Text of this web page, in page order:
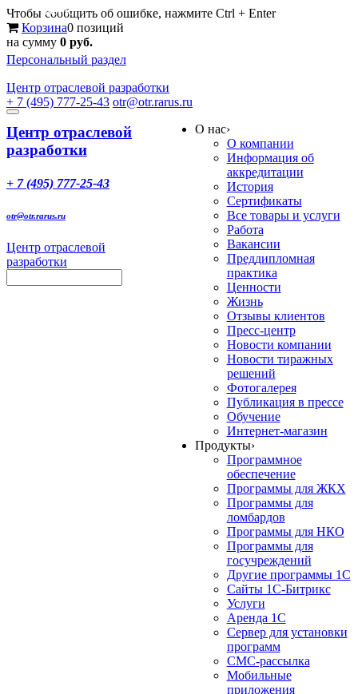
Чтобы сообщить об ошибке, нажмите Ctrl + Enter
Корзина0 позиций
на сумму 0 руб.
Персональный раздел
Центр отраслевой разработки
+ 7 (495) 777-25-43 otr@otr.rarus.ru
Toggle
navigation
Меню
Центр отраслевой
разработки
+ 7 (495) 777-25-43
otr@otr.rarus.ru
Центр отраслевой
разработки
О нас›
О компании
Информация об
аккредитации
История
Сертификаты
Все товары и услуги
Работа
Вакансии
Преддипломная
практика
Ценности
Жизнь
Отзывы клиентов
Пресс-центр
Новости компании
Новости тиражных
решений
Фотогалерея
Публикация в прессе
Обучение
Интернет-магазин
Продукты›
Программное
обеспечение
Программы для ЖКХ
Программы для
ломбардов
Программы для НКО
Программы для
госучреждений
Другие программы 1С
Сайты 1С-Битрикс
Услуги
Аренда 1С
Сервер для установки
программ
СМС-рассылка
Мобильные
приложения